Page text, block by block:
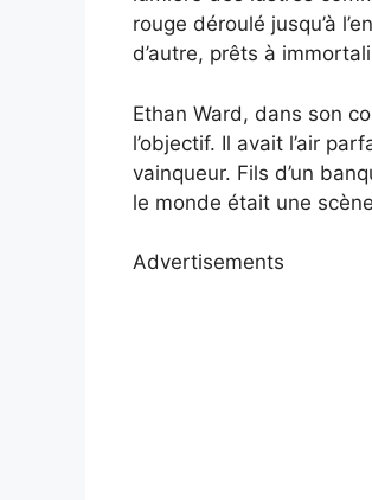
rouge déroulé jusqu’à
d’autre, prêts à
Ethan Ward, dans son
l’objectif. Il avait l’air
vainqueur. Fils d’un
le monde était une
Advertisements